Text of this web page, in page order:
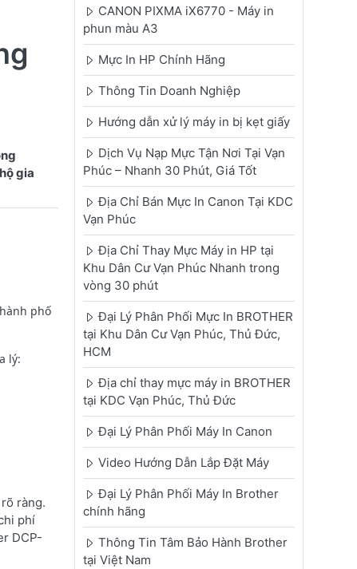
gia
phố
lý:
ràng.
phí
DCP-
CANON PIXMA iX6770 - Máy in
phun màu A3
Mực In HP Chính Hãng
Thông Tin Doanh Nghiệp
Hướng dẫn xử lý máy in bị kẹt giấy
Dịch Vụ Nạp Mực Tận Nơi Tại Vạn
Phúc – Nhanh 30 Phút, Giá Tốt
Địa Chỉ Bán Mực In Canon Tại KDC
Vạn Phúc
Địa Chỉ Thay Mực Máy in HP tại
Khu Dân Cư Vạn Phúc Nhanh trong
vòng 30 phút
Đại Lý Phân Phối Mực In BROTHER
tại Khu Dân Cư Vạn Phúc, Thủ Đức,
HCM
Địa chỉ thay mực máy in BROTHER
tại KDC Vạn Phúc, Thủ Đức
Đại Lý Phân Phối Máy In Canon
Video Hướng Dẫn Lắp Đặt Máy
Đại Lý Phân Phối Máy In Brother
chính hãng
Thông Tin Tâm Bảo Hành Brother
tại Việt Nam